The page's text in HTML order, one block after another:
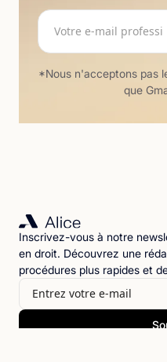
*Nous n'acceptons pas
que
Inscrivez-vous à notre
en droit. Découvrez une
procédures plus rapides et